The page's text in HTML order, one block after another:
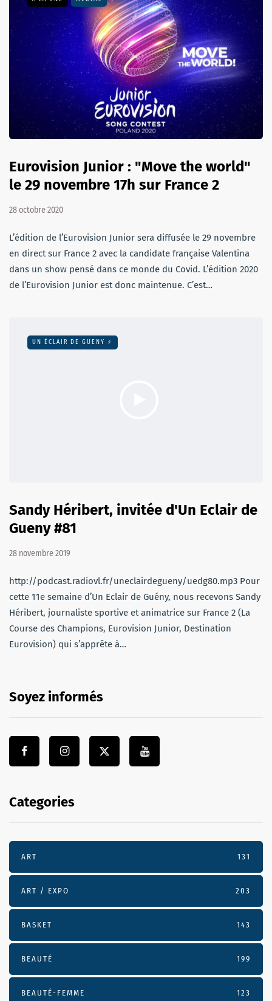
Eurovision Junior : "Move the world"
le 29 novembre 17h sur France 2
28 octobre 2020
L’édition de l’Eurovision Junior sera diffusée le 29 novembre
en direct sur France 2 avec la candidate française Valentina
dans un show pensé dans ce monde du Covid. L’édition 2020
de l’Eurovision Junior est donc maintenue. C’est…
UN ÉCLAIR DE GUENY ⚡️
Sandy Héribert, invitée d'Un Eclair de
Gueny #81
28 novembre 2019
http://podcast.radiovl.fr/uneclairdegueny/uedg80.mp3 Pour
cette 11e semaine d’Un Eclair de Guény, nous recevons Sandy
Héribert, journaliste sportive et animatrice sur France 2 (La
Course des Champions, Eurovision Junior, Destination
Eurovision) qui s’apprête à…
Soyez informés
Categories
ART 131
ART / EXPO 203
BASKET 143
BEAUTÉ 199
BEAUTÉ-FEMME 123